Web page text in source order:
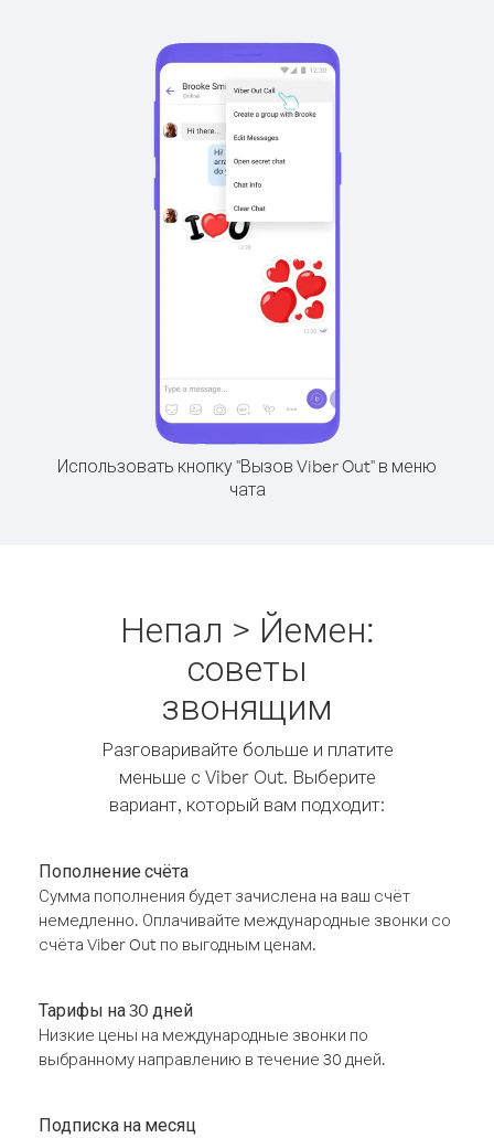
Использовать кнопку "Вызов Viber Out" в меню
чата
Непал > Йемен:
советы
звонящим
Разговаривайте больше и платите
меньше с Viber Out. Выберите
вариант, который вам подходит:
Пополнение счёта
Сумма пополнения будет зачислена на ваш счёт
немедленно. Оплачивайте международные звонки со
счёта Viber Out по выгодным ценам.
Тарифы на 30 дней
Низкие цены на международные звонки по
выбранному направлению в течение 30 дней.
Подписка на месяц